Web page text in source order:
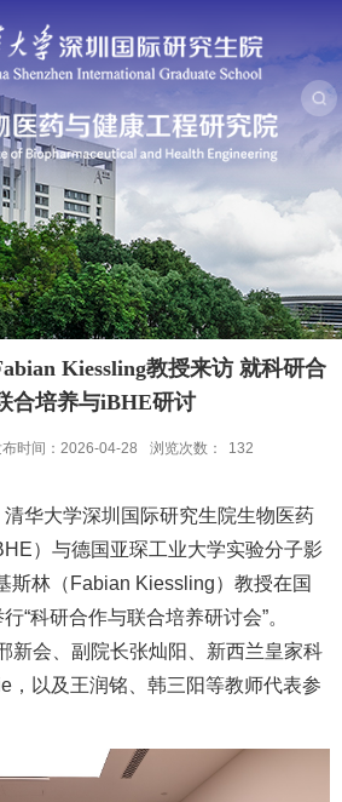
Kiessling教授来访 就科研合
合培养与iBHE研讨
布时间：2026-04-28 浏览次数： 132
华大学深圳国际研究生院生物医药
）与德国亚琛工业大学实验分子影
斯林（Fabian Kiessling）教授在国
“科研合作与联合培养研讨会”。
新会、副院长张灿阳、新西兰皇家科
，以及王润铭、韩三阳等教师代表参